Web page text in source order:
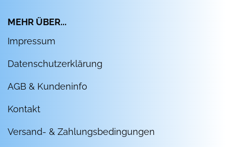
MEHR ÜBER...
Impressum
Datenschutzerklärung
AGB & Kundeninfo
Kontakt
Versand- & Zahlungsbedingungen